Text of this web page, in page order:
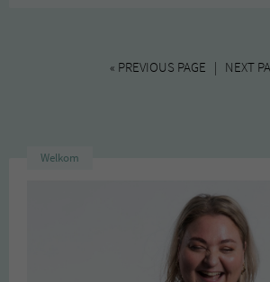
« PREVIOUS PAGE | NEXT
Welkom